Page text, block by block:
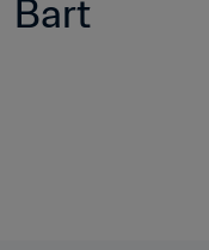
Bart